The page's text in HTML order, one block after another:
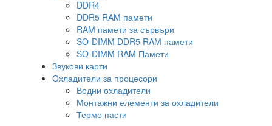
DDR4
DDR5 RAM памети
RAM памети за сървъри
SO-DIMM DDR5 RAM памети
SO-DIMM RAM Памети
Звукови карти
Охладители за процесори
Водни охладители
Монтажни елементи за охладители
Термо пасти